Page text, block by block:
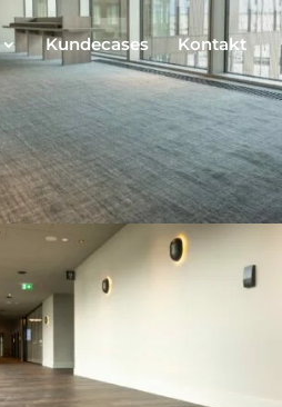
Kundecases Kontakt